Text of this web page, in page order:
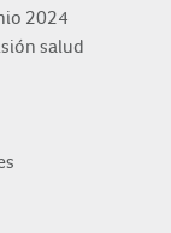
2024
salud